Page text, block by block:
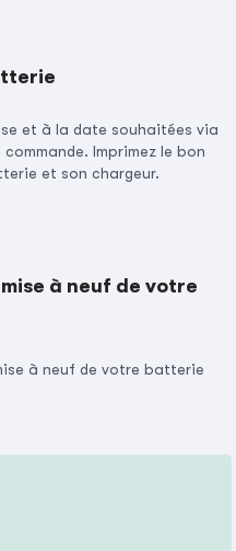
et à la date souhaitées via
Imprimez le bon
et son chargeur.
à neuf de votre
à neuf de votre batterie